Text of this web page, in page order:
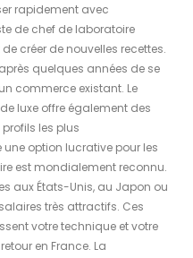
rapidement avec
de chef de laboratoire
créer de nouvelles recettes.
quelques années de se
commerce existant. Le
luxe offre également des
les plus
une option lucrative pour les
est mondialement reconnu.
aux États-Unis, au Japon ou
très attractifs. Ces
votre technique et votre
en France. La